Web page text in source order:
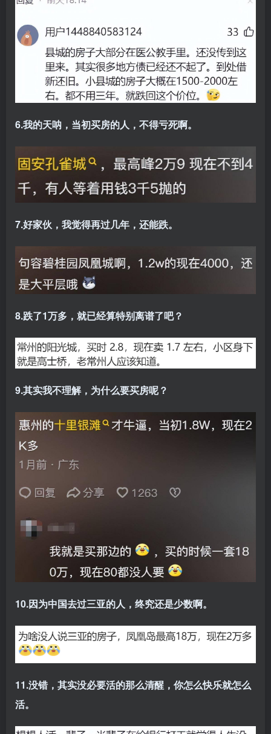
6.我的天呐，当初买房的人，不得亏死啊。
7.好家伙，我觉得再过几年，还能跌。
8.跌了1万多，就已经算特别离谱了吧？
9.其实我不理解，为什么要买房呢？
10.因为中国去过三亚的人，终究还是少数啊。
11.没错，其实没必要活的那么清醒，你怎么快乐就怎么
活。